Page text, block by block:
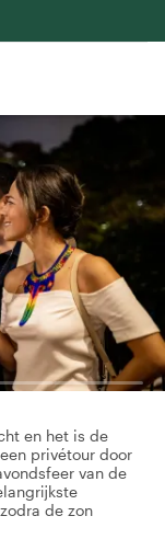
en het is de
privétour door
van de
de zon